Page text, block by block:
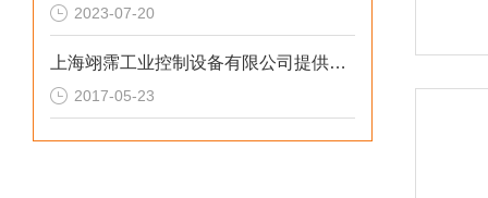
2023-07-20
上海翊霈工业控制设备有限公司提供美国红阀REDVALVE技术支持
2017-05-23